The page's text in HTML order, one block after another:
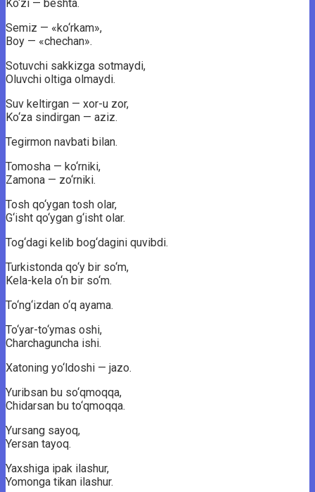
Ko‘zi — beshta.
Semiz — «ko‘rkam»,
Boy — «chechan».
Sotuvchi sakkizga sotmaydi,
Oluvchi oltiga olmaydi.
Suv keltirgan — xor-u zor,
Ko‘za sindirgan — aziz.
Tegirmon navbati bilan.
Tomosha — ko‘rniki,
Zamona — zo‘rniki.
Tosh qo‘ygan tosh olar,
G‘isht qo‘ygan g‘isht olar.
Tog‘dagi kelib bog‘dagini quvibdi.
Turkistonda qo‘y bir so‘m,
Kela-kela o‘n bir so‘m.
To‘ng‘izdan o‘q ayama.
To‘yar-to‘ymas oshi,
Charchaguncha ishi.
Xatoning yo‘ldoshi — jazo.
Yuribsan bu so‘qmoqqa,
Chidarsan bu to‘qmoqqa.
Yursang sayoq,
Yersan tayoq.
Yaxshiga ipak ilashur,
Yomonga tikan ilashur.